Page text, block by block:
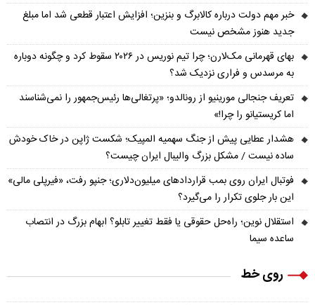
خبر مهم دولت درباره کالابرگ و بنزین؛ افزایش اعتبار قطعی شد اما مبلغ
جدید هنوز مشخص نیست
بهای قهرمانی مک‌لارن؛ چرا تیم نوریس در ۲۰۲۶ سقوط کرد و چگونه دوباره
به مرسدس و فراری نزدیک شد؟
تعریف جنجالی مورینیو از رونالدو؛ «پرتغالی‌ها رئیس‌جمهور را نمی‌شناسند
اما کریستیانو را چرا!»
هشدار عطایی پیش از جنگ سهمیه المپیک؛ شکست ژاپن در خاک خودش
ساده نیست / مشکل بزرگ والیبال ایران چیست؟
فوتبال ایران روی بمب قراردادهای میلیون‌دلاری؛ جنپو رفت، «فیرپلی مالی»
این بار جلوی تکرار را می‌گیرد؟
استقلال نوین؛ راه‌حل حقوقی یا فقط تغییر تابلو؟ ابهام بزرگ در انتصاب
ساعده سیما
روی خط